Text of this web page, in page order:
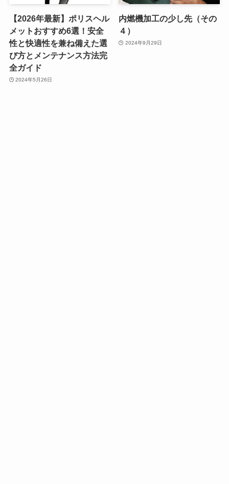
【2026年最新】ポリスヘル
メットおすすめ6選！安全
性と快適性を兼ね備えた選
び方とメンテナンス方法完
全ガイド
2024年5月26日
内燃機加工の少し先（その
４）
2024年9月29日